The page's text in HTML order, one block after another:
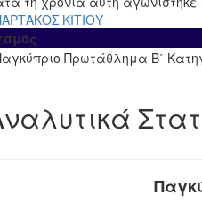
ΚΙΤΙΟΥ
Πρωτάθλημα Β΄